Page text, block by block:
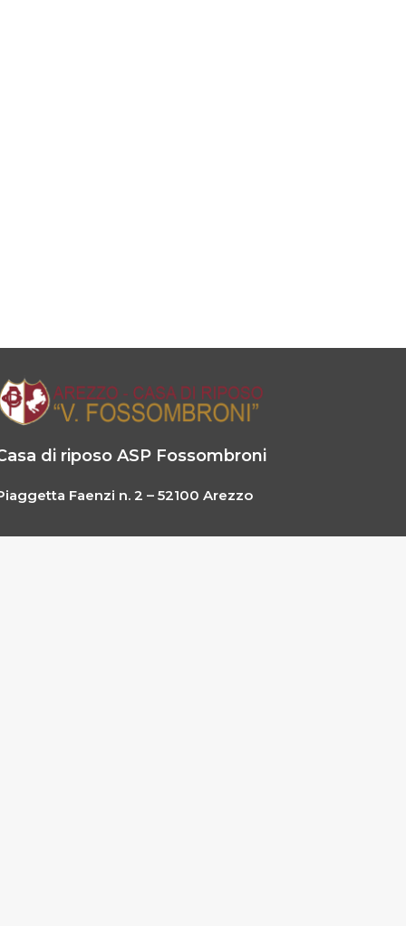
di riposo ASP Fossombroni
Faenzi n. 2 – 52100 Arezzo